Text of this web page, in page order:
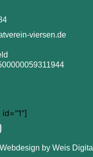
viersen.de
Webdesign by Weis Digital